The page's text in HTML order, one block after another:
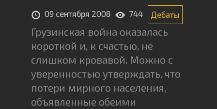
09 сентября 2008 744 Дебаты
Грузинская война оказалась
короткой и, к счастью, не
слишком кровавой. Можно с
уверенностью утверждать, что
потери мирного населения,
объявленные обеими